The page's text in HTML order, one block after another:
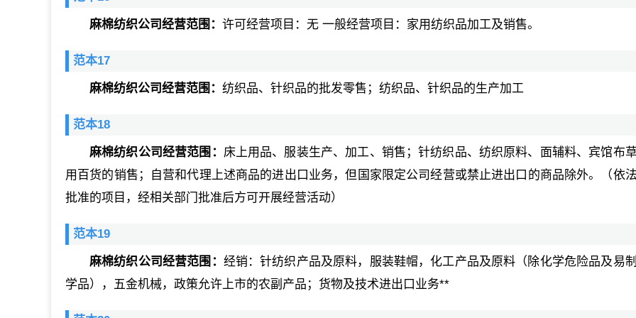
麻棉纺织公司经营范围： 许可经营项目：无 一般经营项目：家用纺织品加工及销售。
范本17
麻棉纺织公司经营范围： 纺织品、针织品的批发零售；纺织品、针织品的生产加工
范本18
麻棉纺织公司经营范围： 床上用品、服装生产、加工、销售；针纺织品、纺织原料、面辅料、宾馆布
用百货的销售；自营和代理上述商品的进出口业务，但国家限定公司经营或禁止进出口的商品除外。（依
批准的项目，经相关部门批准后方可开展经营活动）
范本19
麻棉纺织公司经营范围： 经销：针纺织产品及原料，服装鞋帽，化工产品及原料（除化学危险品及易
学品），五金机械，政策允许上市的农副产品；货物及技术进出口业务**